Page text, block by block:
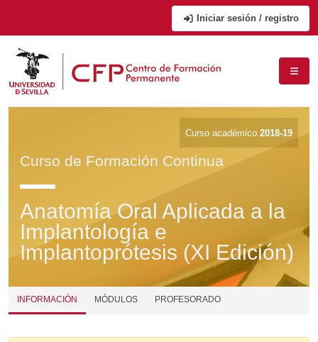
Iniciar sesión / registro
Curso académico 2018-19
Curso de Formación Continua
Anatomía Oral Aplicada a la
Implantología e
Implantoprótesis (XI Edición)
INFORMACIÓN MÓDULOS PROFESORADO